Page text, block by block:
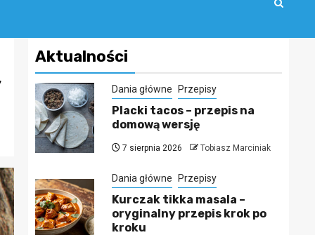
Aktualności
Dania główne Przepisy
Placki tacos – przepis na
domową wersję
7 sierpnia 2026 Tobiasz Marciniak
Dania główne Przepisy
Kurczak tikka masala –
oryginalny przepis krok po
kroku